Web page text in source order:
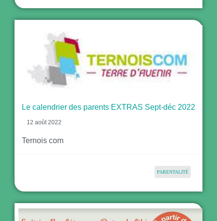
Le calendrier des parents EXTRAS Sept-déc 2022
12 août 2022
Ternois com
PARENTALITÉ